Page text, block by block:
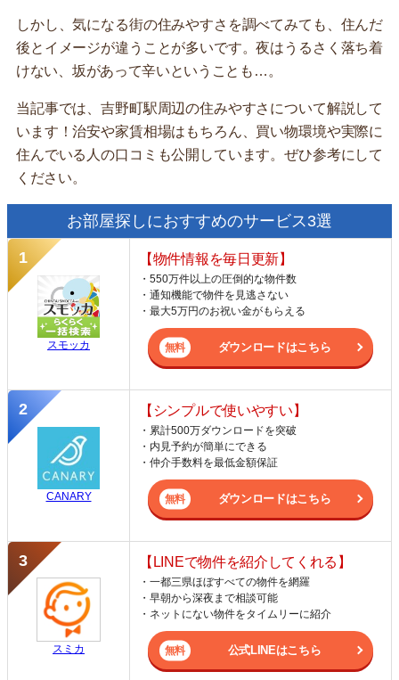
しかし、気になる街の住みやすさを調べてみても、住んだ
後とイメージが違うことが多いです。夜はうるさく落ち着
けない、坂があって辛いということも…。
当記事では、吉野町駅周辺の住みやすさについて解説して
います！治安や家賃相場はもちろん、買い物環境や実際に
住んでいる人の口コミも公開しています。ぜひ参考にして
ください。
お部屋探しにおすすめのサービス3選
スモッカ
【物件情報を毎日更新】
・550万件以上の圧倒的な物件数
・通知機能で物件を見逃さない
・最大5万円のお祝い金がもらえる
ダウンロードはこちら
CANARY
【シンプルで使いやすい】
・累計500万ダウンロードを突破
・内見予約が簡単にできる
・仲介手数料を最低金額保証
ダウンロードはこちら
スミカ
【LINEで物件を紹介してくれる】
・一都三県ほぼすべての物件を網羅
・早朝から深夜まで相談可能
・ネットにない物件をタイムリーに紹介
公式LINEはこちら